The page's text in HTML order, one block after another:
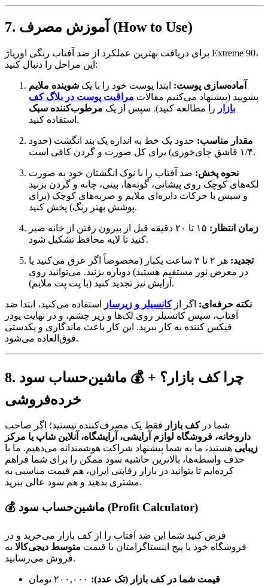
7. آموزش مصرف (How to Use)
برای دریافت بهترین عملکرد از ضد آفتاب رنگی اوریاژ Extreme 90،
این مراحل را دنبال کنید:
آماده‌سازی پوست: ابتدا پوست خود را با یک شوینده ملایم
بشویید (پیشنهاد می‌کنیم مقالات مراقبت پوست در بلاگ کف
بازار را مطالعه کنید). سپس از یک مرطوب‌کننده سبک
استفاده کنید.
مقدار مناسب: حدود یک خط به اندازه یک بند انگشت (حدود
۱/۴ قاشق چای‌خوری) برای کل صورت و گردن کافی است.
نحوه پخش: ضد آفتاب را با نوک انگشتان خود به صورت
لکه‌های کوچک روی پیشانی، گونه‌ها، بینی، چانه و گردن بزنید
و سپس با حرکات دایره‌ای ملایم و ضربه‌های کوچک (برای
پوشش بهتر رنگ) پخش کنید.
زمان انتظار:
۱۵ تا ۲۰ دقیقه قبل از بیرون رفتن از خانه صبر
کنید تا لایه محافظ تشکیل شود.
تجدید:
هر ۲ تا ۳ ساعت یکبار (مخصوصاً اگر عرق می‌کنید یا
در معرض نور مستقیم هستید) دوباره بزنید. می‌توانید روی
آرایش نیز تجدید کنید (با پت پت ملایم).
نکته حرفه‌ای: اگر ازکانسیلر و زیرساز
استفاده می‌کنید، ابتدا ضد
آفتاب، سپس کانسیلر روی لک‌ها و زیر چشم، و در نهایت پودر
فیکس کننده به کار ببرید. این کار باعث ماندگاری و یکدستی
فوق‌العاده می‌شود.
8. چرا کف بازار؟ + 💰 ماشین‌حساب سود
خرده‌فروشی
شما درکف بازار فقط یک مصرف‌کننده نیستید؛ اگر صاحب
داروخانه، فروشگاه لوازم آرایشی، آرایشگاه، آنلاین شاپ یا مرکز
زیبایی هستید، ما به شما پیشنهاد شراکت هوشمندانه می‌دهیم. ما با
حذف واسطه‌ها، بالاترین حاشیه سود ممکن را برای شما فراهم
کرده‌ایم تا بتوانید در بازار رقابتی ایران، هم قیمت مناسبی به
مشتری بدهید و هم سود عالی ببرید.
💰 ماشین‌حساب سود (Profit Calculator)
فرض کنید شما این ضد آفتاب را از کف بازار می‌خرید و در
فروشگاه خود یا پیج اینستاگرامتان با قیمت متوسط دیجی‌کالا به
فروش می‌رسانید.
قیمت شما در کف بازار (تک عدد):